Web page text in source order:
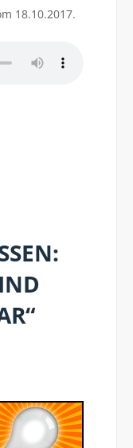
18.10.2017.